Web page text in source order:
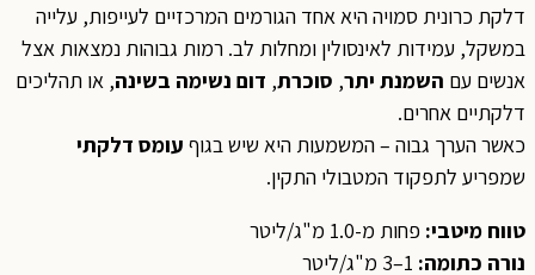
דלקת כרונית סמויה היא אחד הגורמים המרכזיים לעייפות, עלייה
במשקל, עמידות לאינסולין ומחלות לב. רמות גבוהות נמצאות אצל
אנשים עם השמנת יתר, סוכרת, דום נשימה בשינה, או תהליכים
דלקתיים אחרים.
כאשר הערך גבוה – המשמעות היא שיש בגוף עומס דלקתי
שמפריע לתפקוד המטבולי התקין.
טווח מיטבי:פחות מ-1.0 מ"ג/ליטר
נורה כתומה:1–3 מ"ג/ליטר